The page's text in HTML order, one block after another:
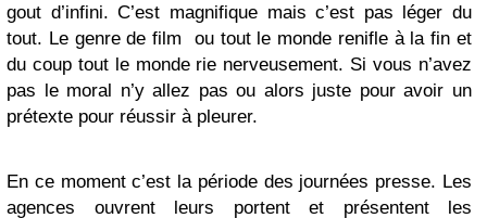
gout d’infini. C’est magnifique mais c’est pas léger du
tout. Le genre de film ou tout le monde renifle à la fin et
du coup tout le monde rie nerveusement. Si vous n’avez
pas le moral n’y allez pas ou alors juste pour avoir un
prétexte pour réussir à pleurer.
En ce moment c’est la période des journées presse. Les
agences ouvrent leurs portent et présentent les